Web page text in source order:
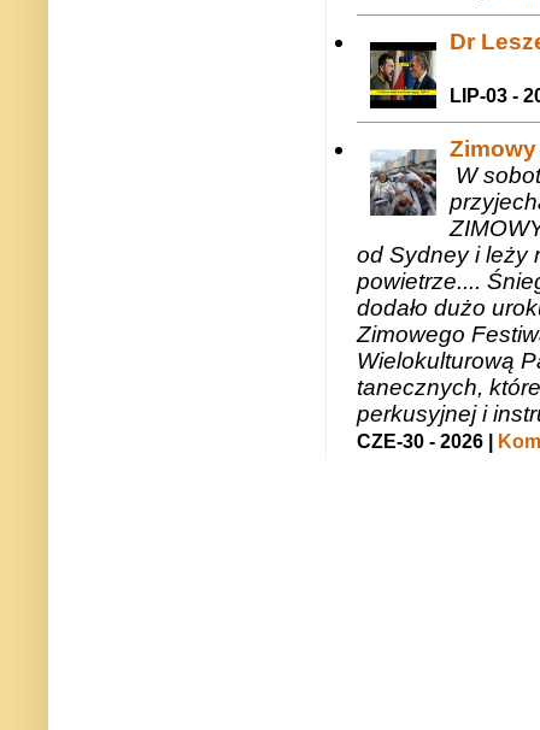
Dr
LIP-03 -
W
od Sydney i leży
powietrze....
dodało dużo
Zimowego
Wielokulturową
tanecznych,
perkusyjnej i
CZE-30 - 2026 |